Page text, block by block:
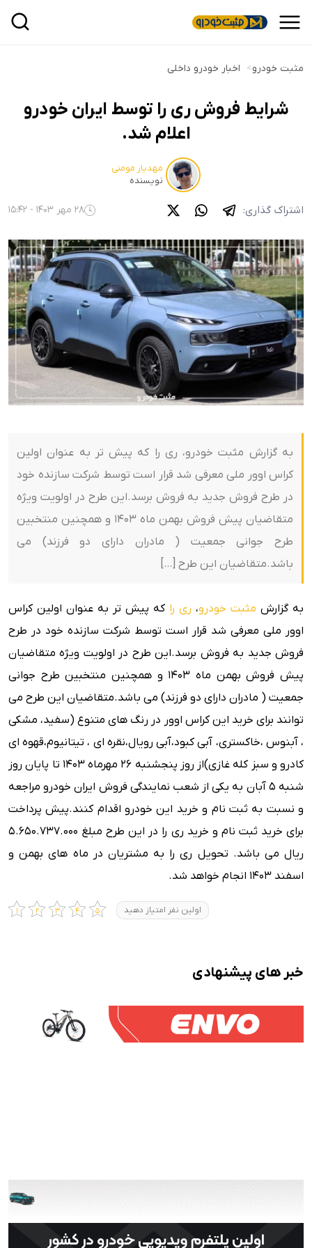
مثبت خودرو> اخبار خودرو داخلی
شرایط فروش ری را توسط ایران خودرو
اعلام شد.
مهدیار مومنی
نویسنده
اشتراک گذاری: 28 مهر 1403 - 15:42
به گزارش مثبت خودرو، ری را که پیش تر به عنوان اولین
کراس اوور ملی معرفی شد قرار است توسط شرکت سازنده خود
در طرح فروش جدید به فروش برسد.این طرح در اولویت ویژه
متقاضیان پیش فروش بهمن ماه 1403 و همچنین منتخبین
طرح جوانی جمعیت ( مادران دارای دو فرزند) می
باشد.متقاضیان این طرح […]
به گزارش مثبت خودرو، ری را که پیش تر به عنوان اولین کراس
اوور ملی معرفی شد قرار است توسط شرکت سازنده خود در طرح
فروش جدید به فروش برسد.این طرح در اولویت ویژه متقاضیان
پیش فروش بهمن ماه 1403 و همچنین منتخبین طرح جوانی
جمعیت ( مادران دارای دو فرزند) می باشد.متقاضیان این طرح می
توانند برای خرید این کراس اوور در رنگ های متنوع (سفید، مشکی
، آبنوس ،خاکستری، آبی کبود،آبی رویال،نقره ای ، تیتانیوم،قهوه ای
کادرو و سبز کله غازی)از روز پنجشنبه 26 مهرماه 1403 تا پایان روز
شنبه 5 آبان به یکی از شعب نمایندگی فروش ایران خودرو مراجعه
و نسبت به ثبت نام و خرید این خودرو اقدام کنند.پیش پرداخت
برای خرید ثبت نام و خرید ری را در این طرح مبلغ 5.650.737.000
ریال می باشد. تحویل ری را به مشتریان در ماه های بهمن و
اسفند 1403 انجام خواهد شد.
اولین نفر امتیاز دهید
خبر های پیشنهادی